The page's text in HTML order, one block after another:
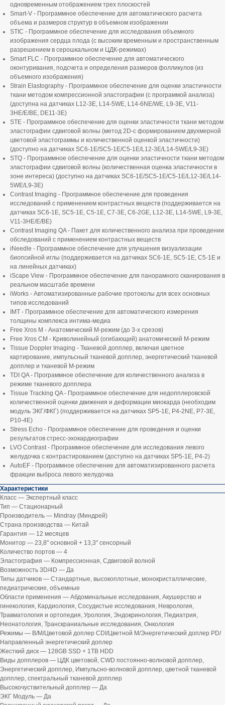
одновременным отображением трех плоскостей
Smart-V - Программное обеспечение для автоматического расчета
объема и размеров структур в объемном изображении
STIC - Программное обеспечение для исследования объемного
изображения сердца плода (с высоким временным и пространственным
разрешением в серошкальном и ЦДК-режимах)
Smart FLC - Программное обеспечение для автоматического
оконтуривания, подсчета и определения размеров фолликулов (из
объемного изображения)
Strain Elastography - Программное обеспечение для оценки эластичности
ткани методом компрессионной эластографии (с программой анализа)
(доступна на датчиках L12-3E, L14-5WE, L14-6NE/WE, L9-3E, V11-
3HE/E/BE, DE11-3E)
STE - Программное обеспечение для оценки эластичности ткани методом
эластографии сдвиговой волны (метод 2D-с формированием двухмерной
цветовой эластограммы и количественной оценкой эластичности)
(доступно на датчиках SC6-1E/SC5-1E/C5-1E/L12-3E/L14-5WE/L9-3E)
STQ - Программное обеспечение для оценки эластичности ткани методом
эластографии сдвиговой волны (количественная оценка эластичности в
зоне интереса) (доступно на датчиках SC6-1E/SC5-1E/C5-1E/L12-3E/L14-
5WE/L9-3E)
Contrast Imaging - Программное обеспечение для проведения
исследований с применением контрастных веществ (поддерживается на
датчиках SC6-1E, SC5-1E, C5-1E, C7-3E, C6-2GE, L12-3E, L14-5WE, L9-3E,
V11-3HE/E/BE)
Contrast Imaging QA - Пакет для количественного анализа при проведении
обследований с применением контрастных веществ
iNeedle - Программное обеспечение для улучшения визуализации
биопсийной иглы (поддерживается на датчиках SC6-1E, SC5-1E, C5-1E и
на линейных датчиках)
iScape View - Программное обеспечение для панорамного сканирования в
реальном масштабе времени
iWorks - Автоматизированные рабочие протоколы для всех основных
типов исследований
IMT - Программное обеспечение для автоматического измерения
толщины комплекса интима-медиа
Free Xros M - Анатомический М-режим (до 3-х срезов)
Free Xros CM - Криволинейный (огибающий) анатомический М-режим
Tissue Doppler Imaging - Тканевой допплер, включая цветное
картирование, импульсный тканевой допплер, энергетический тканевой
допплер и тканевой М-режим
TDI QA - Программное обеспечение для количественного анализа в
режиме тканевого допплера
Tissue Tracking QA - Программное обеспечение для недопплеровской
количественной оценки движения и деформации миокарда (необходим
модуль ЭКГ/ФКГ) (поддерживается на датчиках SP5-1E, P4-2NE, P7-3E,
P10-4E)
Stress Echo - Программное обеспечение для проведения и оценки
результатов стресс-эхокардиографии
LVO Contrast - Программное обеспечение для исследования левого
желудочка с контрастированием (доступно на датчиках SP5-1E, P4-2)
AutoEF - Программное обеспечение для автоматизированного расчета
фракции выброса левого желудочка
Характеристики
Класс — Экспертный класс
Тип — Стационарный
Производитель — Mindray (Миндрей)
Страна производства — Китай
Гарантия — 12 месяцев
Монитор — 23,8" основной + 13,3" сенсорный
Количество портов — 4
Эластография — Компрессионная, Сдвиговой волной
Возможность 3D/4D — Да
Типы датчиков — Стандартные, высокоплотные, монокристаллические,
педиатрические, объемные
Области применения — Абдоминальные исследования, Акушерство и
гинекология, Кардиология, Сосудистые исследования, Неврология,
Травматология и ортопедия, Урология, Эндокринология, Педиатрия,
Неонатология, Транскраниальные исследования, Онкология
Режимы — B/M/Цветовой доплер CDI/Цветной M/Энергетический доплер PD/
Направленный энергетический доплер
Жесткий диск — 128GB SSD + 1TB HDD
Виды допплеров — ЦДК цветовой, CWD постоянно-волновой допплер,
Энергетический допплер, Импульсно-волновой допплер, цветной тканевой
допплер, спектральный тканевой допплер
Высокочуствительный допплер — Да
ЭКГ Модуль — Да